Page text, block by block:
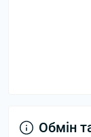
Обмін